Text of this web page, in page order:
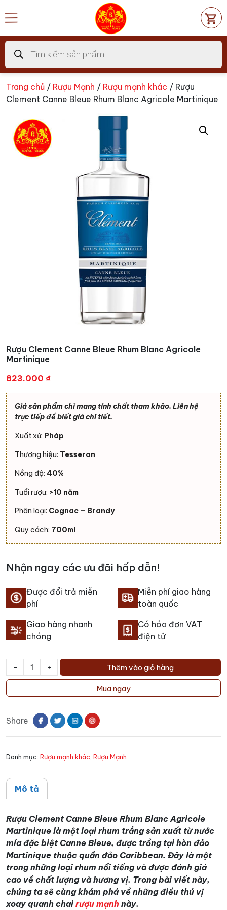
đến
dung
Tìm
kiếm
sản
phẩm
Trang chủ / Rượu Mạnh / Rượu mạnh khác / Rượu
Clement Canne Bleue Rhum Blanc Agricole Martinique
Rượu Clement Canne Bleue Rhum Blanc Agricole
Martinique
823.000 ₫
Giá sản phẩm chỉ mang tính chất tham khảo. Liên hệ
trực tiếp để biết giá chi tiết.
Xuất xứ: Pháp
Thương hiệu: Tesseron
Nồng độ: 40%
Tuổi rượu: >10 năm
Phân loại: Cognac – Brandy
Quy cách: 700ml
Nhận ngay các ưu đãi hấp dẫn!
Được đổi trả miễn
phí
Miễn phí giao hàng
toàn quốc
Giao hàng nhanh
chóng
Có hóa đơn VAT
điện tử
-
Rượu
Canne
Rhum
Martinique
+ Thêm vào giỏ hàng
Mua ngay
Share
Danh mục: Rượu mạnh khác, Rượu Mạnh
Mô tả
Rượu Clement Canne Bleue Rhum Blanc Agricole
Martinique là một loại rhum trắng sản xuất từ nước
mía đặc biệt Canne Bleue, được trồng tại hòn đảo
Martinique thuộc quần đảo Caribbean. Đây là một
trong những loại rhum nổi tiếng và được đánh giá
cao về chất lượng và hương vị. Trong bài viết này,
chúng ta sẽ cùng khám phá về những điều thú vị
xoay quanh chai rượu mạnh này.